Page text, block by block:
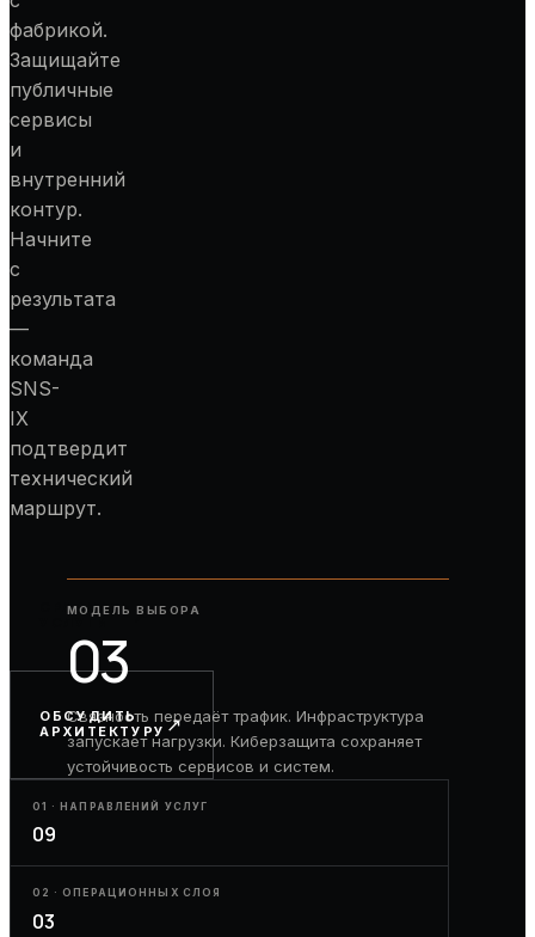
фабрикой.
Защищайте
публичные
сервисы
и
внутренний
контур.
Начните
с
результата
—
команда
SNS-
IX
подтвердит
технический
маршрут.
СРАВНИТЬ ↗
ОБСУДИТЬ
АРХИТЕКТУРУ ↗
МОДЕЛЬ ВЫБОРА
03
Связность передаёт трафик. Инфраструктура
запускает нагрузки. Киберзащита сохраняет
устойчивость сервисов и систем.
01 · НАПРАВЛЕНИЙ УСЛУГ
09
02 · ОПЕРАЦИОННЫХ СЛОЯ
03